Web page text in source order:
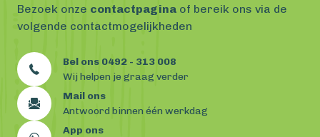
Bezoek onze contactpagina of bereik ons via de
volgende contactmogelijkheden
Bel ons 0492 - 313 008
Wij helpen je graag verder
Mail ons
Antwoord binnen één werkdag
App ons